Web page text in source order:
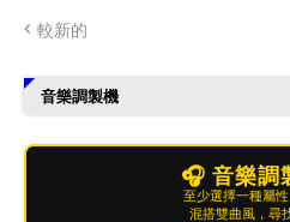
較新的
音樂調製機
🎧 音樂調
至少選擇一種屬性
混搭雙曲風，尋